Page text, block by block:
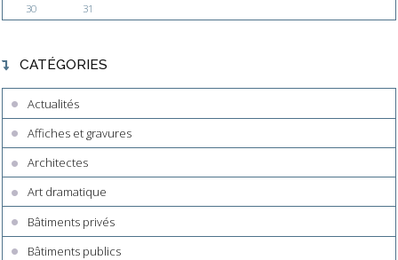
30
31
CATÉGORIES
Actualités
Affiches et gravures
Architectes
Art dramatique
Bâtiments privés
Bâtiments publics